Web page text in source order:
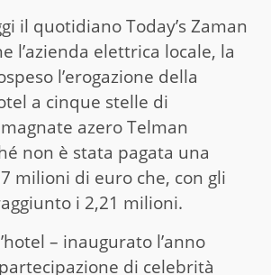
il quotidiano Today’s Zaman
l’azienda elettrica locale, la
l’erogazione della
a cinque stelle di
azero Telman
non è stata pagata una
milioni di euro che, con gli
i 2,21 milioni.
– inaugurato l’anno
di celebrità